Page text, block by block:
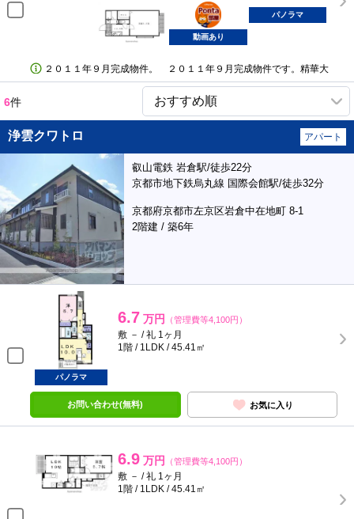
ポンタ
部屋
パノラマ
動画あり
２０１１年９月完成物件。 ２０１１年９月完成物件です。精華大
6件
浄雲クワトロ アパート
叡山電鉄 岩倉駅/徒歩22分
京都市地下鉄烏丸線 国際会館駅/徒歩32分
京都府京都市左京区岩倉中在地町 8-1
2階建 / 築6年
6.7 万円 （管理費等4,100円）
敷 － / 礼 1ヶ月
1階 / 1LDK / 45.41㎡
パノラマ
お問い合わせ(無料) お気に入り
6.9 万円 （管理費等4,100円）
敷 － / 礼 1ヶ月
1階 / 1LDK / 45.41㎡